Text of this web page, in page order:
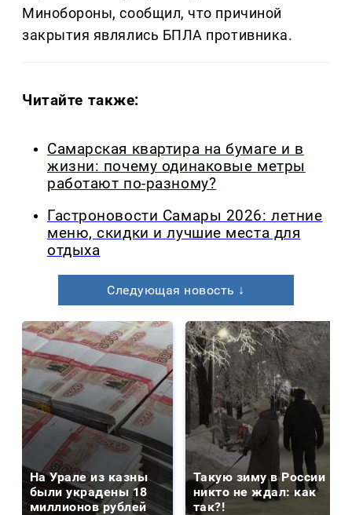
Минобороны, сообщил, что причиной
закрытия являлись БПЛА противника.
Читайте также:
Самарская квартира на бумаге и в
жизни: почему одинаковые метры
работают по-разному?
Гастроновости Самары 2026: летние
меню, скидки и лучшие места для
отдыха
Следующая новость ↓
На Урале из казны
были украдены 18
миллионов рублей
Такую зиму в России
никто не ждал: как
так?!